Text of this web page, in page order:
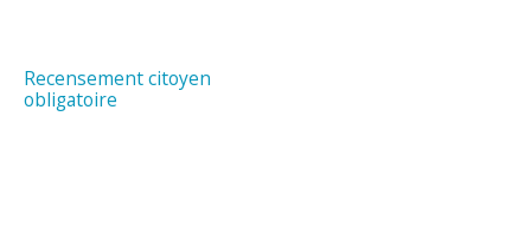
Recensement citoyen
obligatoire